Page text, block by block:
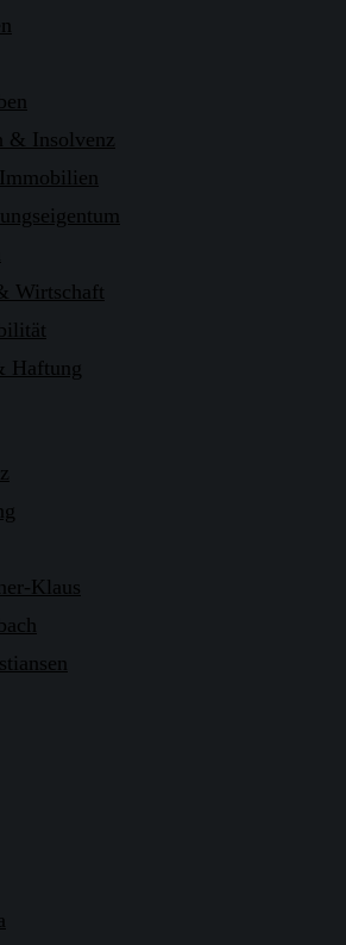
& Insolvenz
Wirtschaft
Haftung
Klaus